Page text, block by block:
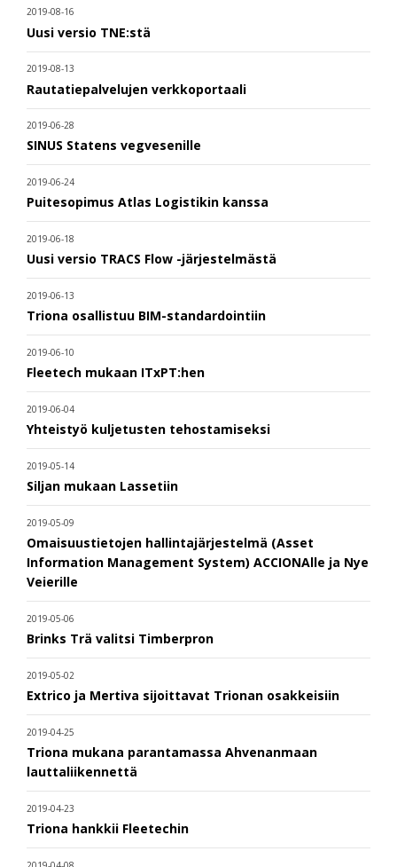
2019-08-16
Uusi versio TNE:stä
2019-08-13
Rautatiepalvelujen verkkoportaali
2019-06-28
SINUS Statens vegvesenille
2019-06-24
Puitesopimus Atlas Logistikin kanssa
2019-06-18
Uusi versio TRACS Flow -järjestelmästä
2019-06-13
Triona osallistuu BIM-standardointiin
2019-06-10
Fleetech mukaan ITxPT:hen
2019-06-04
Yhteistyö kuljetusten tehostamiseksi
2019-05-14
Siljan mukaan Lassetiin
2019-05-09
Omaisuustietojen hallintajärjestelmä (Asset
Information Management System) ACCIONAlle ja Nye
Veierille
2019-05-06
Brinks Trä valitsi Timberpron
2019-05-02
Extrico ja Mertiva sijoittavat Trionan osakkeisiin
2019-04-25
Triona mukana parantamassa Ahvenanmaan
lauttaliikennettä
2019-04-23
Triona hankkii Fleetechin